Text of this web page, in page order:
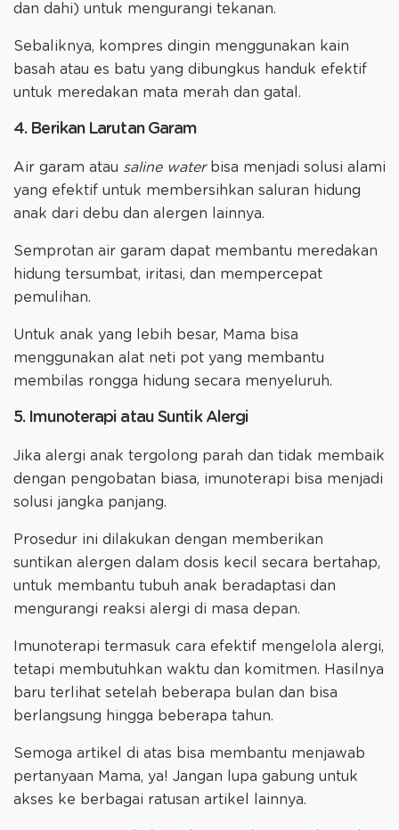
dan dahi) untuk mengurangi tekanan.
Sebaliknya, kompres dingin menggunakan kain
basah atau es batu yang dibungkus handuk efektif
untuk meredakan mata merah dan gatal.
4. Berikan Larutan Garam
Air garam atau saline waterbisa menjadi solusi alami
yang efektif untuk membersihkan saluran hidung
anak dari debu dan alergen lainnya.
Semprotan air garam dapat membantu meredakan
hidung tersumbat, iritasi, dan mempercepat
pemulihan.
Untuk anak yang lebih besar, Mama bisa
menggunakan alat neti pot yang membantu
membilas rongga hidung secara menyeluruh.
5. Imunoterapi atau Suntik Alergi
Jika alergi anak tergolong parah dan tidak membaik
dengan pengobatan biasa, imunoterapi bisa menjadi
solusi jangka panjang.
Prosedur ini dilakukan dengan memberikan
suntikan alergen dalam dosis kecil secara bertahap,
untuk membantu tubuh anak beradaptasi dan
mengurangi reaksi alergi di masa depan.
Imunoterapi termasuk cara efektif mengelola alergi,
tetapi membutuhkan waktu dan komitmen. Hasilnya
baru terlihat setelah beberapa bulan dan bisa
berlangsung hingga beberapa tahun.
Semoga artikel di atas bisa membantu menjawab
pertanyaan Mama, ya! Jangan lupa gabung untuk
akses ke berbagai ratusan artikel lainnya.